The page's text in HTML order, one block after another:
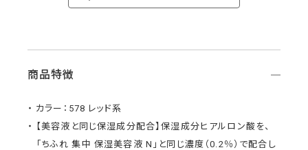
商品特徴
カラー：578 レッド系
【美容液と同じ保湿成分配合】保湿成分ヒアルロン酸を、
「ちふれ 集中 保湿美容液 N」と同じ濃度（0.2％）で配合し